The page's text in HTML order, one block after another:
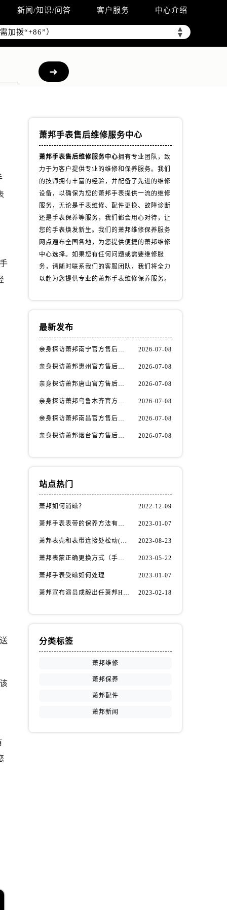
新闻/知识/问答 客户服务 中心介绍
▲
▼
加拨“+86”）
萧邦手表售后维修服务中心
萧邦手表售后维修服务中心拥有专业团队，致
力于为客户提供专业的维修和保养服务。我们
的技师拥有丰富的经验，并配备了先进的维修
设备，以确保为您的萧邦手表提供一流的维修
服务，无论是手表维修、配件更换、故障诊断
还是手表保养等服务，我们都会用心对待，让
您的手表焕发新生。我们的萧邦维修保养服务
网点遍布全国各地，为您提供便捷的萧邦维修
中心选择。如果您有任何问题或需要维修服
务，请随时联系我们的客服团队，我们将全力
以赴为您提供专业的萧邦手表维修保养服务。
最新发布
亲身探访萧邦南宁官方售后服务中心｜网点地址与电话（2026年7月最新） 2026-07-08
亲身探访萧邦惠州官方售后服务中心｜网点地址及热线（2026年7月最新） 2026-07-08
亲身探访萧邦唐山官方售后服务中心｜全新地址及服务热线（2026年7月最新） 2026-07-08
亲身探访萧邦乌鲁木齐官方售后服务中心｜网点地址与服务热线（2026年7月最新） 2026-07-08
亲身探访萧邦南昌官方售后服务中心｜详细地址及客服热线（2026年7月最新） 2026-07-08
亲身探访萧邦烟台官方售后服务中心｜全新官方服务电话与地址（2026年7月最新） 2026-07-08
站点热门
萧邦如何消磁？ 2022-12-09
萧邦手表表带的保养方法有哪些？ 2023-01-07
萧邦表壳和表带连接处松动(如何自行修复) 2023-08-23
萧邦表蒙正确更换方式（手表表蒙更换知识） 2023-05-22
萧邦手表受磁如何处理 2023-01-07
萧邦宣布演员成毅出任萧邦Happy Diamonds系列品牌大使 2023-02-18
分类标签
萧邦维修
萧邦保养
萧邦配件
萧邦新闻